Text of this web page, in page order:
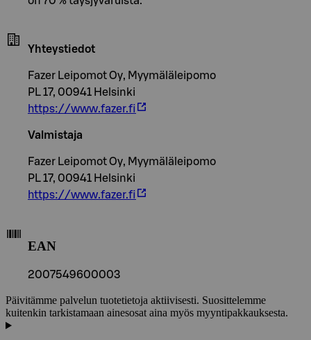
Yhteystiedot
Fazer Leipomot Oy, Myymäläleipomo
PL 17, 00941 Helsinki
https://www.fazer.fi
Valmistaja
Fazer Leipomot Oy, Myymäläleipomo
PL 17, 00941 Helsinki
https://www.fazer.fi
EAN
2007549600003
Päivitämme palvelun tuotetietoja aktiivisesti. Suosittelemme
kuitenkin tarkistamaan ainesosat aina myös myyntipakkauksesta.